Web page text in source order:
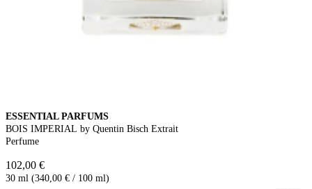
ESSENTIAL PARFUMS
BOIS IMPERIAL by Quentin Bisch Extrait
Perfume
102,00 €
30 ml (340,00 € / 100 ml)